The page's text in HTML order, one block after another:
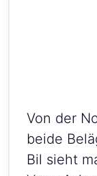
Von der
beide
Bil sieht